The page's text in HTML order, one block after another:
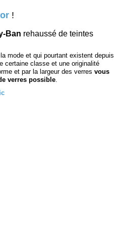
!
Ban rehaussé de teintes
mode et qui pourtant existent depuis
certaine classe et une originalité
et par la largeur des verres vous
verres possible.